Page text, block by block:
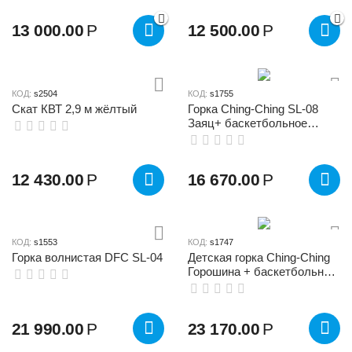
13 000.00 Р 12 500.00 Р
КОД: s2504
Скат КВТ 2,9 м жёлтый
12 430.00 Р
КОД: s1755
Горка Ching-Ching SL-08
Заяц+ баскетбольное
кольцо + качели
16 670.00 Р
КОД: s1553
Горка волнистая DFC SL-04
21 990.00 Р
КОД: s1747
Детская горка Ching-Ching
Горошина + баскетбольное
кольцо SL-16
23 170.00 Р